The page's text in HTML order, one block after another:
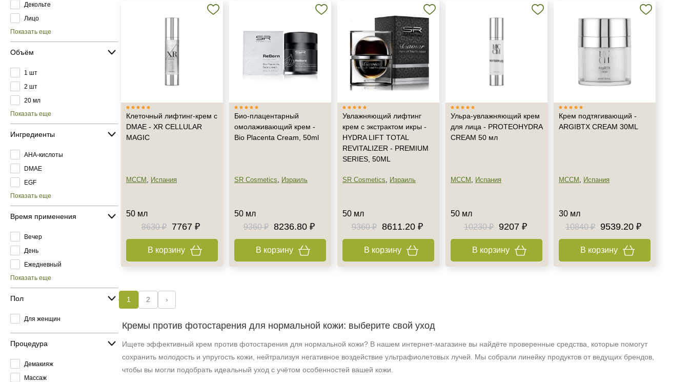
Декольте
Лицо
Показать еще
Объём
1 шт
2 шт
20 мл
Показать еще
Ингредиенты
AHA-кислоты
DMAE
EGF
Показать еще
Время применения
Вечер
День
Ежедневный
Показать еще
Пол
Для женщин
Процедура
Демакияж
Массаж
Клеточный лифтинг-крем с
DMAE - XR CELLULAR
MAGIC
MCCM , Испания
50 мл
8630 ₽
7767 ₽
В корзину
Био-плацентарный
омолаживающий крем -
Bio Placenta Cream, 50ml
SR Cosmetics, Израиль
50 мл
9360 ₽
8236.80 ₽
В корзину
Увлажняющий лифтинг
крем с экстрактом икры -
HYDRA LIFT TOTAL
REVITALIZER - PREMIUM
SERIES, 50ML
SR Cosmetics, Израиль
50 мл
9360 ₽
8611.20 ₽
В корзину
Ульра-увлажняющий крем
для лица - PROTEOHYDRA
CREAM 50 мл
MCCM , Испания
50 мл
10230 ₽
9207 ₽
В корзину
Крем подтягивающий -
ARGIBTX CREAM 30ML
MCCM , Испания
30 мл
10840 ₽ 9539.20 ₽
В корзину
1 2 ›
Кремы против фотостарения для нормальной кожи: выберите свой уход
Ищете эффективный крем против фотостарения для нормальной кожи? В нашем интернет‑магазине вы найдёте проверенные средства, которые помогут
сохранить молодость и упругость кожи, нейтрализуя негативное воздействие ультрафиолетовых лучей. Мы собрали линейку продуктов от ведущих брендов,
чтобы вы могли подобрать идеальный уход с учётом особенностей вашей кожи.
+7 (495) 640-58-89